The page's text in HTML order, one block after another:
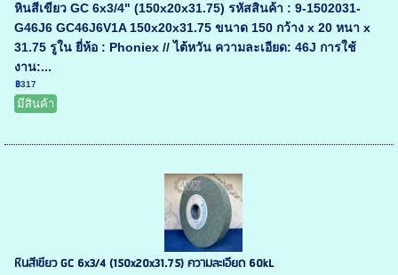
หินสีเขียว GC 6x3/4" (150x20x31.75) รหัสสินค้า : 9-1502031-
G46J6 GC46J6V1A 150x20x31.75 ขนาด 150 กว้าง x 20 หนา x
31.75 รูใน ยี่ห้อ : Phoniex // ไต้หวัน ความละเอียด: 46J การใช้
งาน:...
฿317
มีสินค้า
หินสีเขียว GC 6x3/4 (150x20x31.75) ความละเอียด 60kL